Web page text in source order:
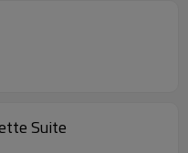
Suite